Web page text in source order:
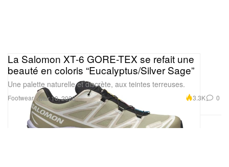
Footwear
La Salomon XT-6 GORE-TEX se refait une
beauté en coloris “Eucalyptus/Silver Sage”
Une palette naturelle et discrète, aux teintes terreuses.
Mar 10, 2026 3.3K 0